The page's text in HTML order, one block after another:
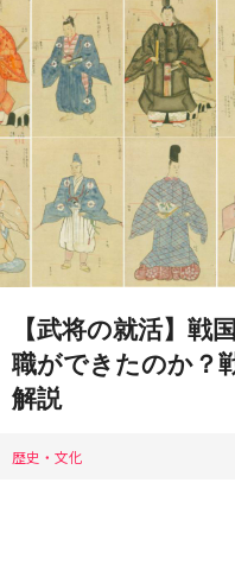
【武将の就活】戦
職ができたのか？
解説
歴史・文化